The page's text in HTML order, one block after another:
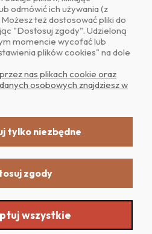
-Szablony Shoper
Shoper.pl
odmówić ich używania (z
też dostosować pliki do
"Dostosuj zgody". Udzieloną
momencie wycofać lub
plików cookies" na dole
nas plikach cookie oraz
osobowych znajdziesz w
tylko niezbędne
zgody
wszystkie